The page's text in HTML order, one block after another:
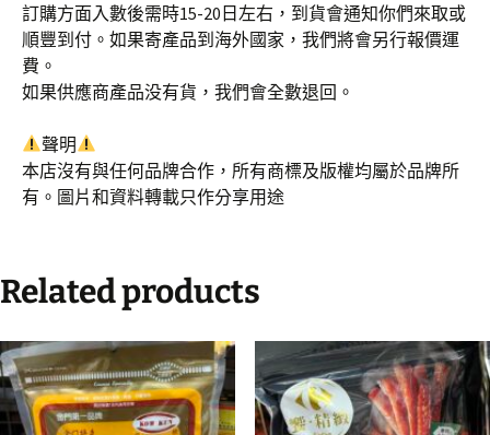
訂購方面入數後需時15-20日左右，到貨會通知你們來取或
順豐到付。如果寄產品到海外國家，我們將會另行報價運
費。
如果供應商產品没有貨，我們會全數退回。
聲明
本店沒有與任何品牌合作，所有商標及版權均屬於品牌所
有。圖片和資料轉載只作分享用途
Related products